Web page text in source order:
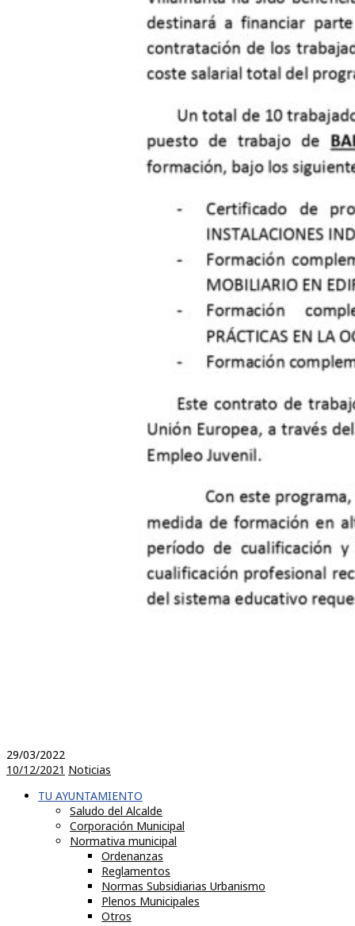
29/03/2022
10/12/2021 Noticias
TU AYUNTAMIENTO
Saludo del Alcalde
Corporación Municipal
Normativa municipal
Ordenanzas
Reglamentos
Normas Subsidiarias Urbanismo
Plenos Municipales
Otros